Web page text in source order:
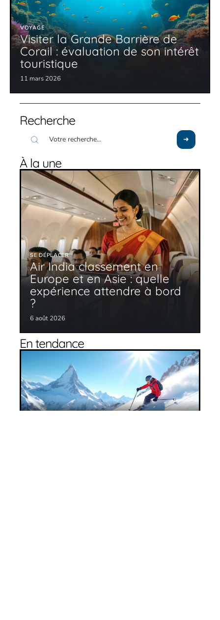
VOYAGE
Visiter la Grande Barrière de
Corail : évaluation de son intérêt
touristique
11 mars 2026
Recherche
À la une
SE DÉPLACER
Air India classement en
Europe et en Asie : quelle
expérience attendre à bord
?
6 août 2026
En tendance
Saison idéale pour le ski sur le Mont Blanc